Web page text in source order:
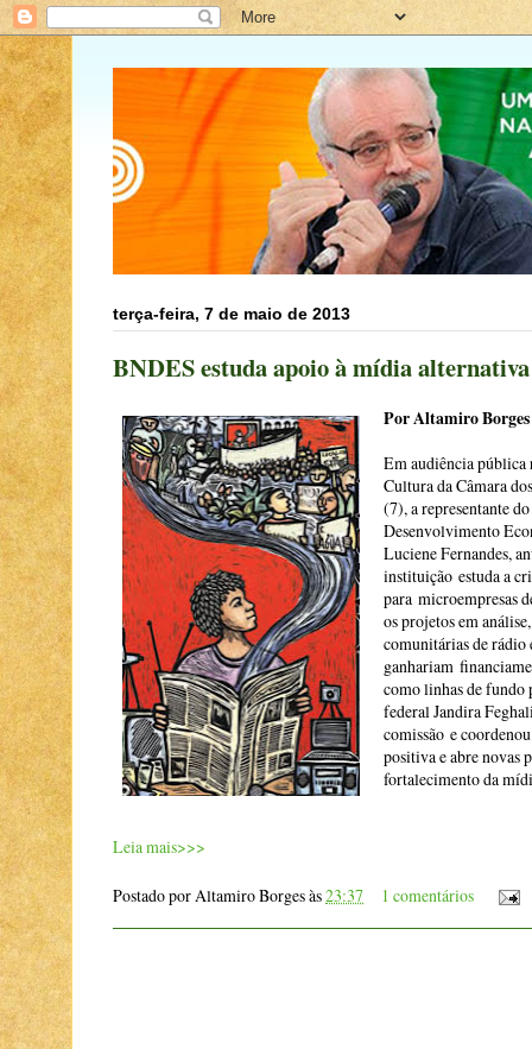
terça-feira, 7 de maio de 2013
BNDES estuda apoio à mídia alternativa
Por Altamiro Borges
Em audiência pública
Cultura da Câmara
(7), a representante
Desenvolvimento
Luciene Fernandes,
instituição estuda a
para microempresas
os projetos em
comunitárias de rádio
ganhariam
como linhas de fundo
federal Jandira
comissão e
positiva e abre novas
fortalecimento da
Leia mais>>>
Postado porAltamiro Borgesàs23:37 1 comentários